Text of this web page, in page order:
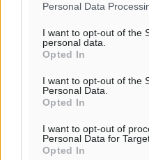
Personal Data
I want to opt-out of the
personal data.
Opted In
I want to opt-out of the
Personal Data.
Opted In
I want to opt-out of
Personal Data for
Opted In